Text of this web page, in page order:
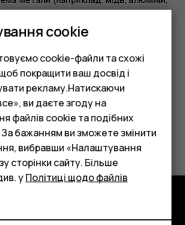
дорогоцінні метали (наприклад,
паладій). Усі матеріали пристрою
в інші матеріали та енергію.
вас корисним?
cookie
cookie-файли та схожі
покращити ваш досвід і
рекламу.Натискаючи
ви даєте згоду на
файлів cookie та подібних
За бажанням ви зможете змінити
вибравши «Налаштування
сторінки сайту. Більше
уПолітиці щодо файлів